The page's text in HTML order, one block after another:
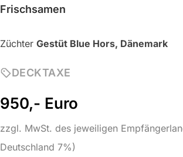
Frischsamen
Züchter Gestüt Blue Hors, Dänemark
DECKTAXE
950,- Euro
zzgl. MwSt. des jeweiligen
Deutschland 7%)